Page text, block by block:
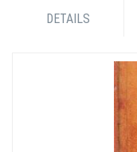
DETAILS